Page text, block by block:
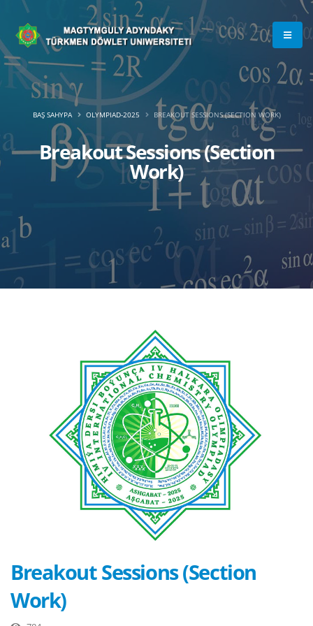
Breakout Sessions (Section
Work)
BAŞ SAHYPA OLYMPIAD-2025 BREAKOUT SESSIONS (SECTION WORK)
Breakout Sessions (Section
Work)